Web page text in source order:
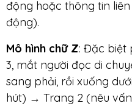
động hoặc thông tin
động).
Mô hình chữ Z: Đặc biệt
3, mắt người đọc di
sang phải, rồi xuống
hút) → Trang 2 (nêu